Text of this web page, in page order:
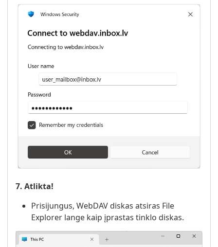
7. Atlikta!
Prisijungus, WebDAV diskas atsiras File
Explorer lange kaip įprastas tinklo diskas.